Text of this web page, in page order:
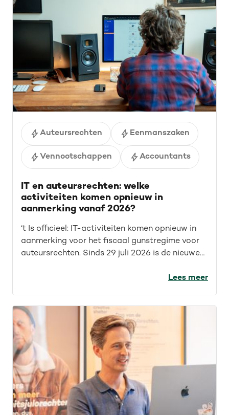
Auteursrechten Eenmanszaken
Vennootschappen Accountants
IT en auteursrechten: welke
activiteiten komen opnieuw in
aanmerking vanaf 2026?
‘t Is officieel: IT-activiteiten komen opnieuw in
aanmerking voor het fiscaal gunstregime voor
auteursrechten. Sinds 29 juli 2026 is de nieuwe
voor IT’ers? Welke opdrachten vallen nu onder
een overzicht.
Lees meer